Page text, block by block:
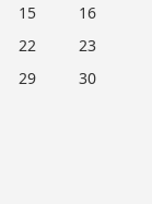
15
16
22
23
29
30